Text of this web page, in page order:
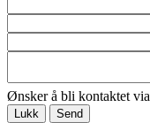
Ønsker å bli kontaktet via
Lukk Send